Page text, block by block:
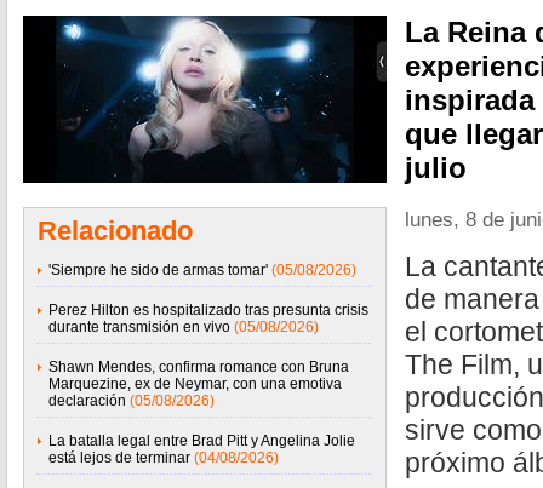
Relacionado
'Siempre he sido de armas tomar' (05/08/2026)
Perez Hilton es hospitalizado tras presunta crisis
durante transmisión en vivo (05/08/2026)
Shawn Mendes, confirma romance con Bruna
Marquezine, ex de Neymar, con una emotiva
declaración (05/08/2026)
La batalla legal entre Brad Pitt y Angelina Jolie
está lejos de terminar (04/08/2026)
La Reina
que
julio
lunes, 8 de
La
de
el
The Film,
sirve
próximo